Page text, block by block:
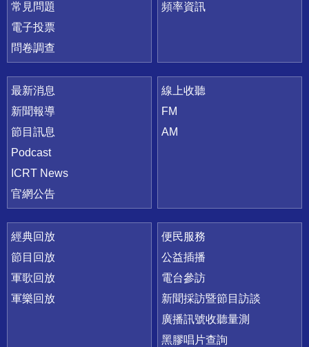
常見問題
電子投票
問卷調查
頻率資訊
最新消息
新聞報導
節目訊息
Podcast
ICRT News
官網公告
線上收聽
FM
AM
經典回放
節目回放
軍歌回放
軍樂回放
便民服務
公益插播
電台參訪
新聞採訪暨節目訪談
廣播訊號收聽量測
黑膠唱片查詢